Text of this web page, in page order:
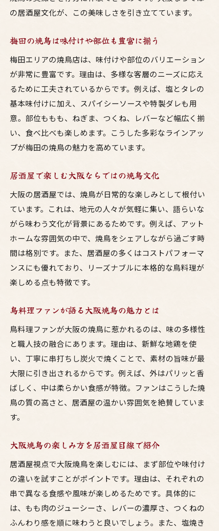
の居酒屋文化が、この美味しさを引き立てています。
梅田の焼鳥は味付けや部位も豊富に揃う
梅田エリアの焼鳥店は、味付けや部位のバリエーション
が非常に豊富です。理由は、多様な客層のニーズに応え
るために工夫されているからです。例えば、塩とタレの
基本味付けに加え、スパイシーソースや特製ダレも用
意。部位ももも、ねぎま、つくね、レバーなど幅広く揃
い、食べ比べも楽しめます。こうした多彩なラインアッ
プが梅田の焼鳥の魅力を高めています。
居酒屋で楽しむ大阪ならではの焼鳥文化
大阪の居酒屋では、焼鳥が日常的な楽しみとして根付い
ています。これは、地元の人々が気軽に集い、語らいな
がら味わう文化が背景にあるためです。例えば、アット
ホームな雰囲気の中で、焼鳥をシェアしながら過ごす時
間は格別です。また、居酒屋の多くはコストパフォーマ
ンスにも優れており、リーズナブルに本格的な鳥料理が
楽しめる点も特徴です。
鳥料理ファンが語る大阪焼鳥の魅力とは
鳥料理ファンが大阪の焼鳥に惹かれるのは、味の多様性
と職人技の融合にあります。理由は、新鮮な地鶏を使
い、丁寧に串打ちし炭火で焼くことで、素材の旨味が最
大限に引き出されるからです。例えば、外はパリッと香
ばしく、中は柔らかい食感が特徴。ファンはこうした焼
鳥の質の高さと、居酒屋の温かい雰囲気を絶賛していま
す。
大阪焼鳥の楽しみ方を居酒屋目線で紹介
居酒屋視点で大阪焼鳥を楽しむには、まず部位や味付け
の違いを試すことがポイントです。理由は、それぞれの
串で異なる食感や風味が楽しめるためです。具体的に
は、もも肉のジューシーさ、レバーの濃厚さ、つくねの
ふんわり感を順に味わうと良いでしょう。また、塩焼き